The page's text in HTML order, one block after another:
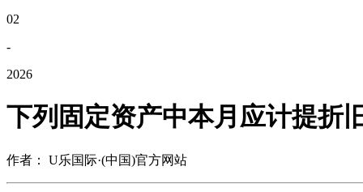
02
-
2026
下列固定资产中本月应计提折
作者： U乐国际·(中国)官方网站